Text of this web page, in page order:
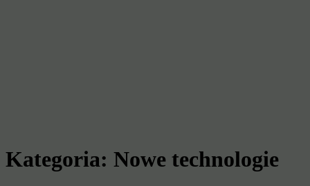
Kategoria: Nowe technologie